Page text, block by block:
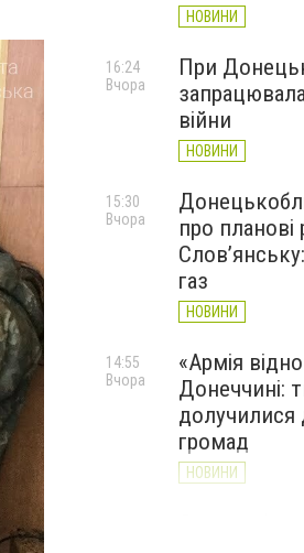
НОВИНИ
При
війни
НОВИНИ
16:24
Вчора
про планові
газ
НОВИНИ
15:30
Вчора
«Армія
Донеччині:
долучилися
громад
НОВИНИ
14:55
Вчора